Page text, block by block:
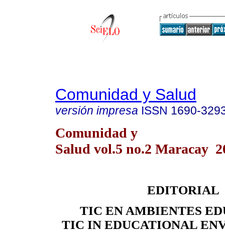
Comunidad y Salud
versión impresa ISSN 1690-
Comunidad y
Salud vol.5 no.2 Maracay
EDITORIAL
TIC EN AMBIENTES
TIC IN EDUCATIONAL